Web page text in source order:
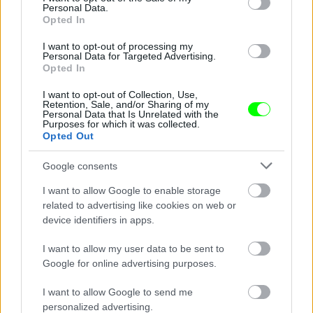
Personal Data.
Opted In
I want to opt-out of processing my
Personal Data for Targeted Advertising.
Opted In
I want to opt-out of Collection, Use,
Retention, Sale, and/or Sharing of my
Personal Data that Is Unrelated with the
Purposes for which it was collected.
Opted Out
Google consents
I want to allow Google to enable storage
related to advertising like cookies on web or
device identifiers in apps.
I want to allow my user data to be sent to
Google for online advertising purposes.
I want to allow Google to send me
personalized advertising.
Fotó: Varga Dóra / Velvet
Jön még kép!